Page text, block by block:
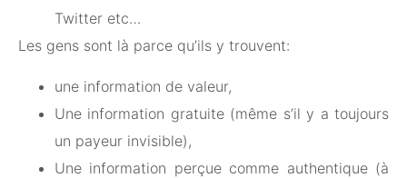
Twitter etc…
Les gens sont là parce qu’ils y trouvent:
une information de valeur,
Une information gratuite (même s’il y a toujours
un payeur invisible),
Une information perçue comme authentique (à